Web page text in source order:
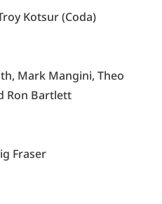
Kotsur (Coda)
Mark Mangini, Theo
Ron Bartlett
Fraser